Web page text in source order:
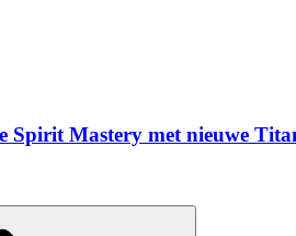
Spirit Mastery met nieuwe